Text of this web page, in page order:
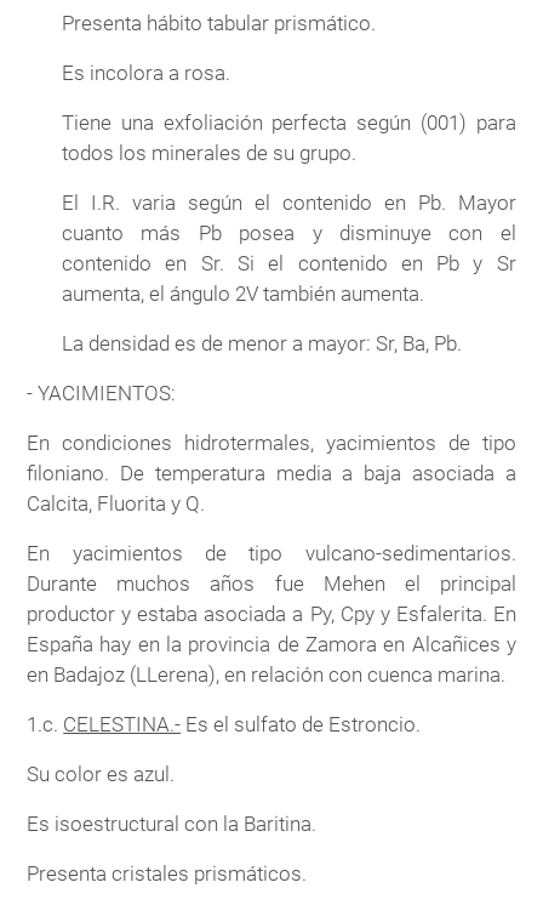
Presenta hábito tabular prismático.
Es incolora a rosa.
Tiene una exfoliación perfecta según (001) para
todos los minerales de su grupo.
El I.R. varia según el contenido en Pb. Mayor
cuanto más Pb posea y disminuye con el
contenido en Sr. Si el contenido en Pb y Sr
aumenta, el ángulo 2V también aumenta.
La densidad es de menor a mayor: Sr, Ba, Pb.
- YACIMIENTOS:
En condiciones hidrotermales, yacimientos de tipo
filoniano. De temperatura media a baja asociada a
Calcita, Fluorita y Q.
En yacimientos de tipo vulcano-sedimentarios.
Durante muchos años fue Mehen el principal
productor y estaba asociada a Py, Cpy y Esfalerita. En
España hay en la provincia de Zamora en Alcañices y
en Badajoz (LLerena), en relación con cuenca marina.
1.c. CELESTINA.- Es el sulfato de Estroncio.
Su color es azul.
Es isoestructural con la Baritina.
Presenta cristales prismáticos.